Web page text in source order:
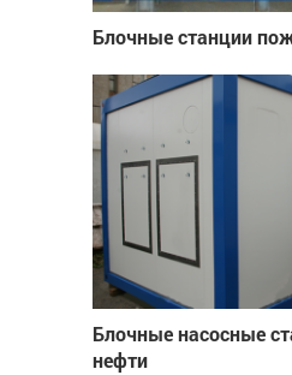
Блочные станции
Блочные насосные
нефти